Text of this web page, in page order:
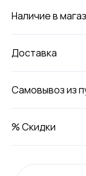
Наличие в
Доставка
Самовывоз из
% Скидки